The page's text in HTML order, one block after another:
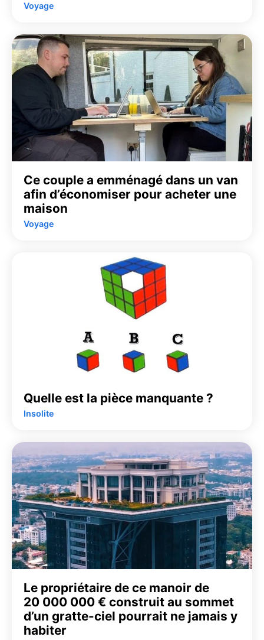
Voyage
Ce couple a emménagé dans un van
afin d’économiser pour acheter une
maison
Voyage
Quelle est la pièce manquante ?
Insolite
Le propriétaire de ce manoir de
20 000 000 € construit au sommet
d’un gratte-ciel pourrait ne jamais y
habiter